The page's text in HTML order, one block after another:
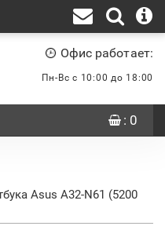
Офис работает:
Пн-Вс с 10:00 до 18:00
: 0
Asus A32-N61 (5200